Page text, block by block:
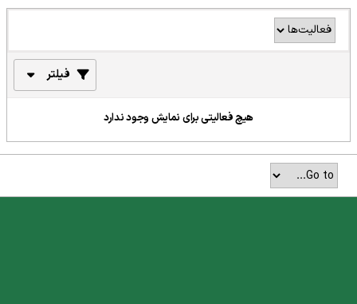
فیلتر
هیچ فعالیتی برای نمایش وجود ندارد